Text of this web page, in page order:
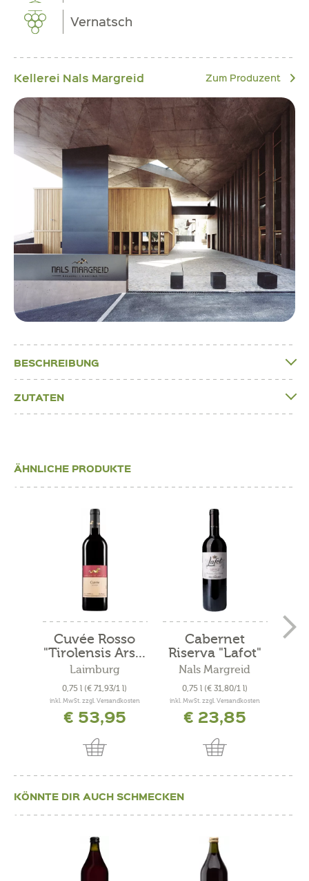
Vernatsch
Kellerei Nals Margreid Zum Produzent
BESCHREIBUNG
ZUTATEN
ÄHNLICHE PRODUKTE
Cuvée Rosso
"Tirolensis Ars...
Laimburg
0,75 l (€ 71,93/1 l)
inkl. MwSt. zzgl. Versandkosten
€ 53,95
Cabernet
Riserva "Lafot"
2021
Nals Margreid
0,75 l (€ 31,80/1 l)
inkl. MwSt. zzgl. Versandkosten
€ 23,85
KÖNNTE DIR AUCH SCHMECKEN